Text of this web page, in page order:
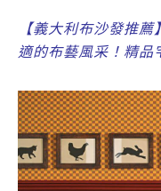
【義大利布沙發推
適的布藝風采！精品